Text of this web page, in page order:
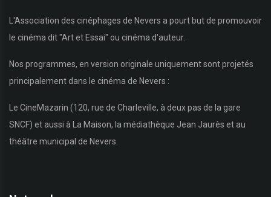
L'Association des cinéphages de Nevers a pourt but de promouvoir
le cinéma dit "Art et Essai" ou cinéma d'auteur.
Nos programmes, en version originale uniquement sont projetés
principalement dans le cinéma de Nevers :
Le CineMazarin (120, rue de Charleville, à deux pas de la gare
SNCF) et aussi à La Maison, la médiathèque Jean Jaurès et au
théâtre municipal de Nevers.